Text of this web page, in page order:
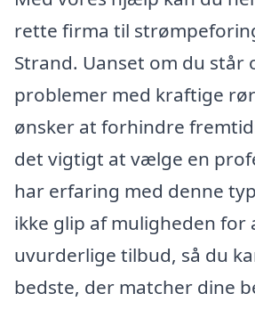
rette firma til
Strand. Uanset om du står
problemer med kraftige
ønsker at forhindre
det vigtigt at vælge en
har erfaring med denne
ikke glip af muligheden for
uvurderlige tilbud, så du
bedste, der matcher dine